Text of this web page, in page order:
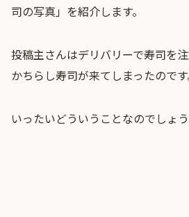
司の写真」を紹介します。
投稿主さんはデリバリーで寿司を
かちらし寿司が来てしまったのです
いったいどういうことなのでしょ